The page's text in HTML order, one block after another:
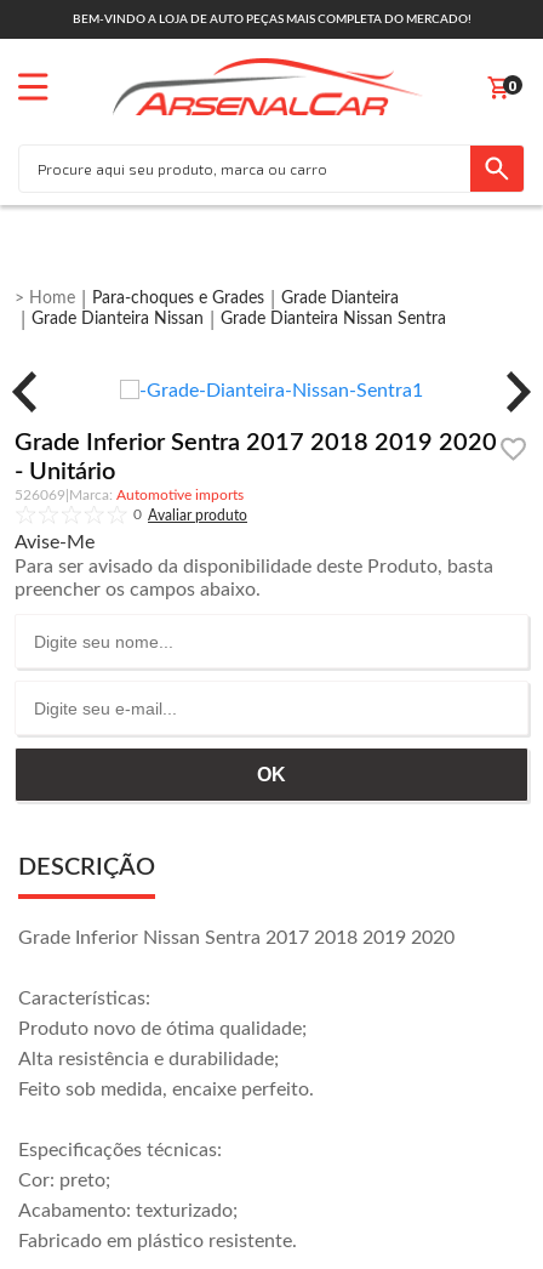
BEM-VINDO A LOJA DE AUTO PEÇAS MAIS COMPLETA DO MERCADO!
0
Para-choques e Grades
Grade Dianteira
Grade Dianteira Nissan
Grade Dianteira Nissan Sentra
Grade Inferior Sentra 2017 2018 2019 2020
- Unitário
526069
Automotive imports
0
Avise-Me
Para ser avisado da disponibilidade deste Produto, basta
preencher os campos abaixo.
DESCRIÇÃO
Grade Inferior Nissan Sentra 2017 2018 2019 2020
Características:
Produto novo de ótima qualidade;
Alta resistência e durabilidade;
Feito sob medida, encaixe perfeito.
Especificações técnicas:
Cor: preto;
Acabamento: texturizado;
Fabricado em plástico resistente.